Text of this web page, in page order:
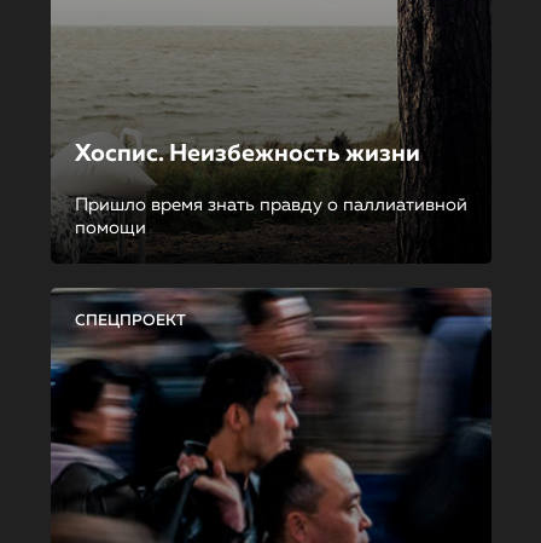
Хоспис. Неизбежность жизни
Пришло время знать правду о паллиативной
помощи
СПЕЦПРОЕКТ